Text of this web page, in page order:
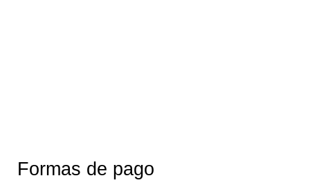
Formas de pago